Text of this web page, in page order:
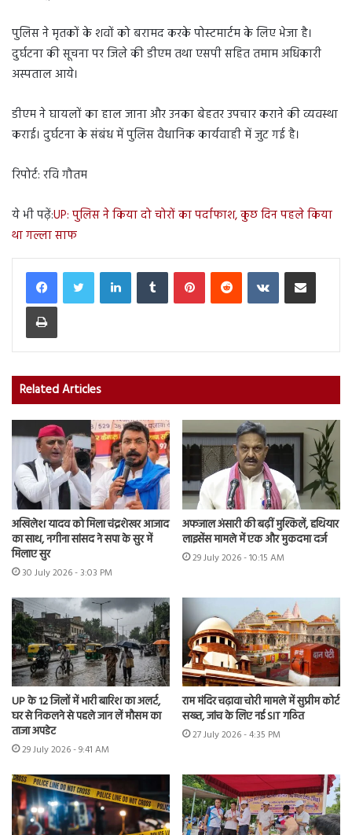
पुलिस ने मृतकों के शवों को बरामद करके पोस्टमार्टम के लिए भेजा है।
दुर्घटना की सूचना पर जिले की डीएम तथा एसपी सहित तमाम अधिकारी
अस्पताल आये।
डीएम ने घायलों का हाल जाना और उनका बेहतर उपचार कराने की व्यवस्था
कराई। दुर्घटना के संबंध में पुलिस वैधानिक कार्यवाही में जुट गई है।
रिपोर्ट: रवि गौतम
ये भी पढ़ें:UP: पुलिस ने किया दो चोरों का पर्दाफाश, कुछ दिन पहले किया
था गल्ला साफ
LinkedInTumblr PinterestReddit VKontakteShare via Email
Print
Related Articles
अखिलेश यादव को मिला चंद्रशेखर आजाद
का साथ, नगीना सांसद ने सपा के सुर में
मिलाए सुर
30 July 2026 - 3:03 PM
अफजाल अंसारी की बढ़ीं मुश्किलें, हथियार
लाइसेंस मामले में एक और मुकदमा दर्ज
29 July 2026 - 10:15 AM
UP के 12 जिलों में भारी बारिश का अलर्ट,
घर से निकलने से पहले जान लें मौसम का
ताजा अपडेट
29 July 2026 - 9:41 AM
राम मंदिर चढ़ावा चोरी मामले में सुप्रीम कोर्ट
सख्त, जांच के लिए नई SIT गठित
27 July 2026 - 4:35 PM